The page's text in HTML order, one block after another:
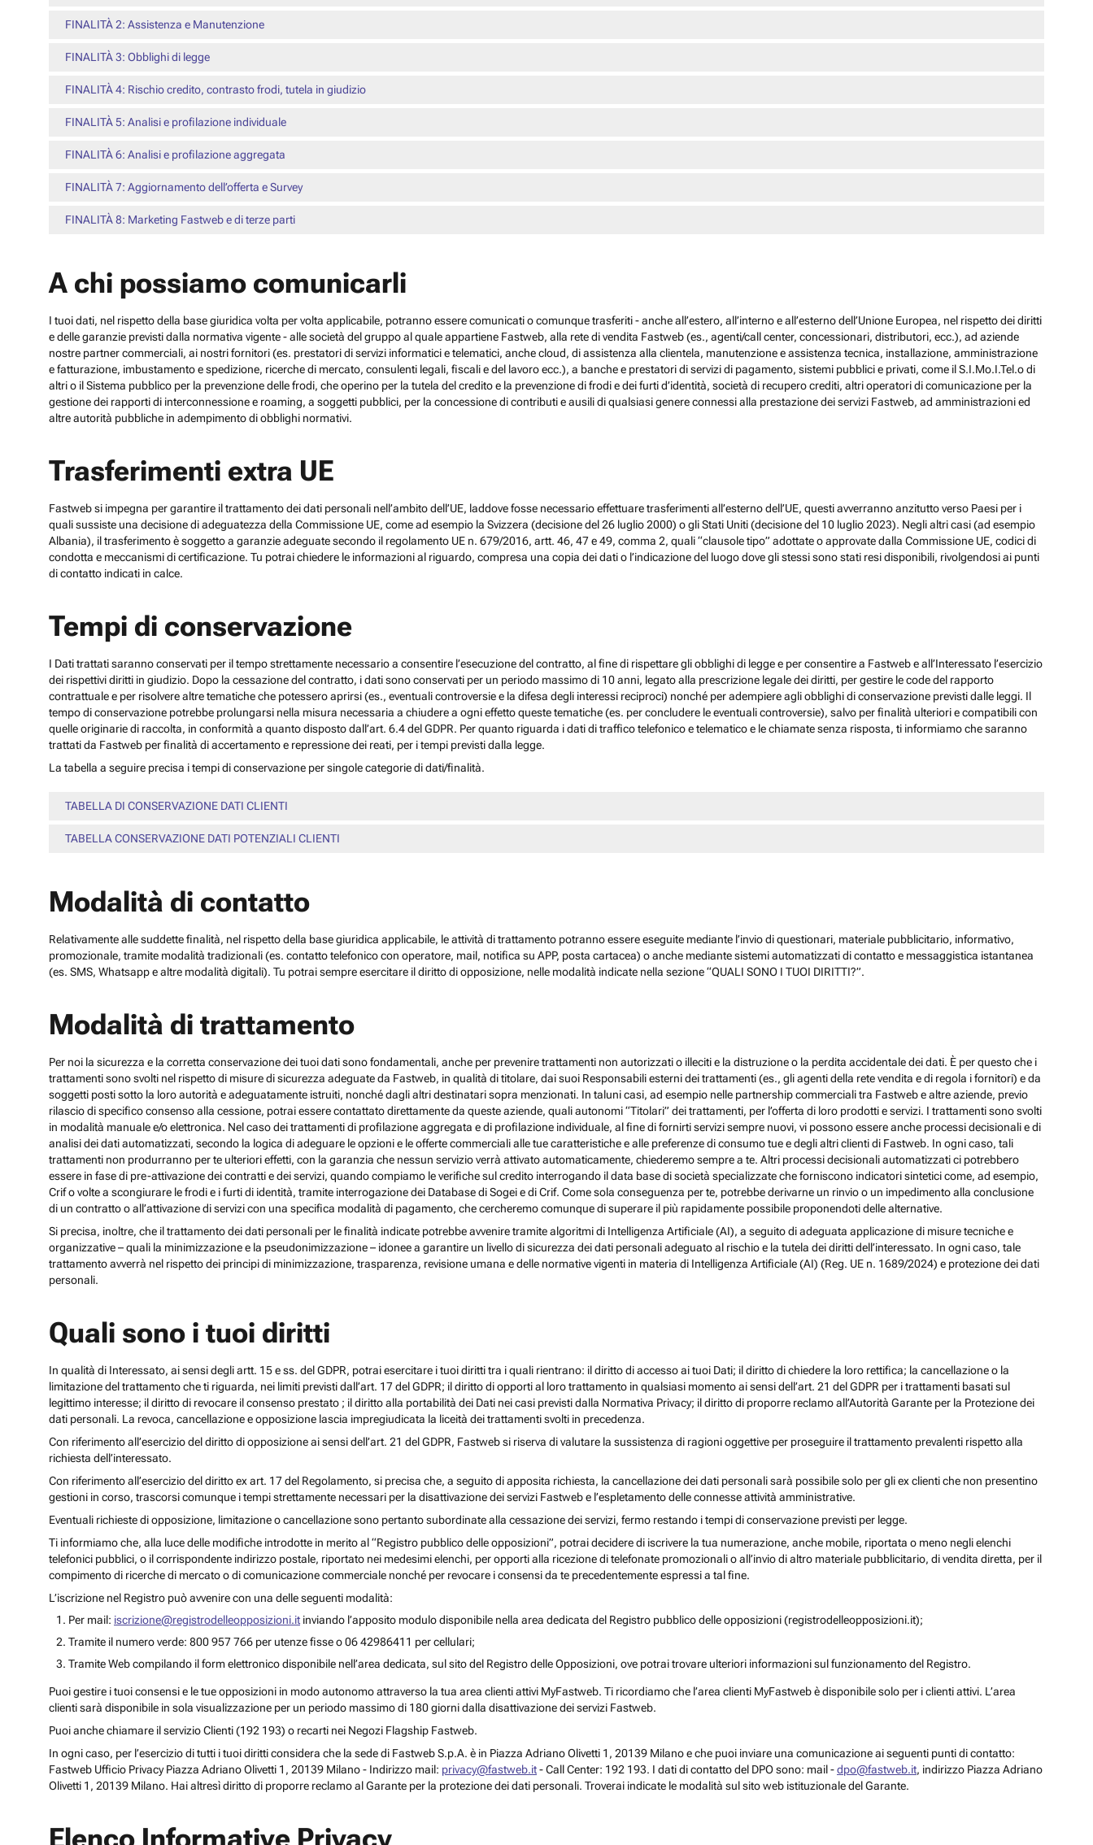
FINALITÀ 2: Assistenza e Manutenzione
FINALITÀ 3: Obblighi di legge
FINALITÀ 4: Rischio credito, contrasto frodi, tutela in giudizio
FINALITÀ 5: Analisi e profilazione individuale
FINALITÀ 6: Analisi e profilazione aggregata
FINALITÀ 7: Aggiornamento dell’offerta e Survey
FINALITÀ 8: Marketing Fastweb e di terze parti
A chi possiamo comunicarli
I tuoi dati, nel rispetto della base giuridica volta per volta applicabile, potranno essere comunicati o comunque trasferiti - anche all’estero, all’interno e all’esterno dell’Unione Europea, nel rispetto dei diritti
e delle garanzie previsti dalla normativa vigente - alle società del gruppo al quale appartiene Fastweb, alla rete di vendita Fastweb (es., agenti/call center, concessionari, distributori, ecc.), ad aziende
nostre partner commerciali, ai nostri fornitori (es. prestatori di servizi informatici e telematici, anche cloud, di assistenza alla clientela, manutenzione e assistenza tecnica, installazione, amministrazione
e fatturazione, imbustamento e spedizione, ricerche di mercato, consulenti legali, fiscali e del lavoro ecc.), a banche e prestatori di servizi di pagamento, sistemi pubblici e privati, come il S.I.Mo.I.Tel.o di
altri o il Sistema pubblico per la prevenzione delle frodi, che operino per la tutela del credito e la prevenzione di frodi e dei furti d’identità, società di recupero crediti, altri operatori di comunicazione per la
gestione dei rapporti di interconnessione e roaming, a soggetti pubblici, per la concessione di contributi e ausili di qualsiasi genere connessi alla prestazione dei servizi Fastweb, ad amministrazioni ed
altre autorità pubbliche in adempimento di obblighi normativi.
Trasferimenti extra UE
Fastweb si impegna per garantire il trattamento dei dati personali nell’ambito dell’UE, laddove fosse necessario effettuare trasferimenti all’esterno dell’UE, questi avverranno anzitutto verso Paesi per i
quali sussiste una decisione di adeguatezza della Commissione UE, come ad esempio la Svizzera (decisione del 26 luglio 2000) o gli Stati Uniti (decisione del 10 luglio 2023). Negli altri casi (ad esempio
Albania), il trasferimento è soggetto a garanzie adeguate secondo il regolamento UE n. 679/2016, artt. 46, 47 e 49, comma 2, quali “clausole tipo” adottate o approvate dalla Commissione UE, codici di
condotta e meccanismi di certificazione. Tu potrai chiedere le informazioni al riguardo, compresa una copia dei dati o l’indicazione del luogo dove gli stessi sono stati resi disponibili, rivolgendosi ai punti
di contatto indicati in calce.
Tempi di conservazione
I Dati trattati saranno conservati per il tempo strettamente necessario a consentire l’esecuzione del contratto, al fine di rispettare gli obblighi di legge e per consentire a Fastweb e all’Interessato l’esercizio
dei rispettivi diritti in giudizio. Dopo la cessazione del contratto, i dati sono conservati per un periodo massimo di 10 anni, legato alla prescrizione legale dei diritti, per gestire le code del rapporto
contrattuale e per risolvere altre tematiche che potessero aprirsi (es., eventuali controversie e la difesa degli interessi reciproci) nonché per adempiere agli obblighi di conservazione previsti dalle leggi. Il
tempo di conservazione potrebbe prolungarsi nella misura necessaria a chiudere a ogni effetto queste tematiche (es. per concludere le eventuali controversie), salvo per finalità ulteriori e compatibili con
quelle originarie di raccolta, in conformità a quanto disposto dall’art. 6.4 del GDPR. Per quanto riguarda i dati di traffico telefonico e telematico e le chiamate senza risposta, ti informiamo che saranno
trattati da Fastweb per finalità di accertamento e repressione dei reati, per i tempi previsti dalla legge.
La tabella a seguire precisa i tempi di conservazione per singole categorie di dati/finalità.
TABELLA DI CONSERVAZIONE DATI CLIENTI
TABELLA CONSERVAZIONE DATI POTENZIALI CLIENTI
Modalità di contatto
Relativamente alle suddette finalità, nel rispetto della base giuridica applicabile, le attività di trattamento potranno essere eseguite mediante l’invio di questionari, materiale pubblicitario, informativo,
promozionale, tramite modalità tradizionali (es. contatto telefonico con operatore, mail, notifica su APP, posta cartacea) o anche mediante sistemi automatizzati di contatto e messaggistica istantanea
(es. SMS, Whatsapp e altre modalità digitali). Tu potrai sempre esercitare il diritto di opposizione, nelle modalità indicate nella sezione “QUALI SONO I TUOI DIRITTI?”.
Modalità di trattamento
Per noi la sicurezza e la corretta conservazione dei tuoi dati sono fondamentali, anche per prevenire trattamenti non autorizzati o illeciti e la distruzione o la perdita accidentale dei dati. È per questo che i
trattamenti sono svolti nel rispetto di misure di sicurezza adeguate da Fastweb, in qualità di titolare, dai suoi Responsabili esterni dei trattamenti (es., gli agenti della rete vendita e di regola i fornitori) e da
soggetti posti sotto la loro autorità e adeguatamente istruiti, nonché dagli altri destinatari sopra menzionati. In taluni casi, ad esempio nelle partnership commerciali tra Fastweb e altre aziende, previo
rilascio di specifico consenso alla cessione, potrai essere contattato direttamente da queste aziende, quali autonomi “Titolari” dei trattamenti, per l’offerta di loro prodotti e servizi. I trattamenti sono svolti
in modalità manuale e/o elettronica. Nel caso dei trattamenti di profilazione aggregata e di profilazione individuale, al fine di fornirti servizi sempre nuovi, vi possono essere anche processi decisionali e di
analisi dei dati automatizzati, secondo la logica di adeguare le opzioni e le offerte commerciali alle tue caratteristiche e alle preferenze di consumo tue e degli altri clienti di Fastweb. In ogni caso, tali
trattamenti non produrranno per te ulteriori effetti, con la garanzia che nessun servizio verrà attivato automaticamente, chiederemo sempre a te. Altri processi decisionali automatizzati ci potrebbero
essere in fase di pre-attivazione dei contratti e dei servizi, quando compiamo le verifiche sul credito interrogando il data base di società specializzate che forniscono indicatori sintetici come, ad esempio,
Crif o volte a scongiurare le frodi e i furti di identità, tramite interrogazione dei Database di Sogei e di Crif. Come sola conseguenza per te, potrebbe derivarne un rinvio o un impedimento alla conclusione
di un contratto o all’attivazione di servizi con una specifica modalità di pagamento, che cercheremo comunque di superare il più rapidamente possibile proponendoti delle alternative.
Si precisa, inoltre, che il trattamento dei dati personali per le finalità indicate potrebbe avvenire tramite algoritmi di Intelligenza Artificiale (AI), a seguito di adeguata applicazione di misure tecniche e
organizzative – quali la minimizzazione e la pseudonimizzazione – idonee a garantire un livello di sicurezza dei dati personali adeguato al rischio e la tutela dei diritti dell’interessato. In ogni caso, tale
trattamento avverrà nel rispetto dei principi di minimizzazione, trasparenza, revisione umana e delle normative vigenti in materia di Intelligenza Artificiale (AI) (Reg. UE n. 1689/2024) e protezione dei dati
personali.
Quali sono i tuoi diritti
In qualità di Interessato, ai sensi degli artt. 15 e ss. del GDPR, potrai esercitare i tuoi diritti tra i quali rientrano: il diritto di accesso ai tuoi Dati; il diritto di chiedere la loro rettifica; la cancellazione o la
limitazione del trattamento che ti riguarda, nei limiti previsti dall’art. 17 del GDPR; il diritto di opporti al loro trattamento in qualsiasi momento ai sensi dell’art. 21 del GDPR per i trattamenti basati sul
legittimo interesse; il diritto di revocare il consenso prestato ; il diritto alla portabilità dei Dati nei casi previsti dalla Normativa Privacy; il diritto di proporre reclamo all’Autorità Garante per la Protezione dei
dati personali. La revoca, cancellazione e opposizione lascia impregiudicata la liceità dei trattamenti svolti in precedenza.
Con riferimento all’esercizio del diritto di opposizione ai sensi dell’art. 21 del GDPR, Fastweb si riserva di valutare la sussistenza di ragioni oggettive per proseguire il trattamento prevalenti rispetto alla
richiesta dell’interessato.
Con riferimento all’esercizio del diritto ex art. 17 del Regolamento, si precisa che, a seguito di apposita richiesta, la cancellazione dei dati personali sarà possibile solo per gli ex clienti che non presentino
gestioni in corso, trascorsi comunque i tempi strettamente necessari per la disattivazione dei servizi Fastweb e l’espletamento delle connesse attività amministrative.
Eventuali richieste di opposizione, limitazione o cancellazione sono pertanto subordinate alla cessazione dei servizi, fermo restando i tempi di conservazione previsti per legge.
Ti informiamo che, alla luce delle modifiche introdotte in merito al “Registro pubblico delle opposizioni”, potrai decidere di iscrivere la tua numerazione, anche mobile, riportata o meno negli elenchi
telefonici pubblici, o il corrispondente indirizzo postale, riportato nei medesimi elenchi, per opporti alla ricezione di telefonate promozionali o all’invio di altro materiale pubblicitario, di vendita diretta, per il
compimento di ricerche di mercato o di comunicazione commerciale nonché per revocare i consensi da te precedentemente espressi a tal fine.
L’iscrizione nel Registro può avvenire con una delle seguenti modalità:
Per mail: iscrizione@registrodelleopposizioni.it inviando l’apposito modulo disponibile nella area dedicata del Registro pubblico delle opposizioni (registrodelleopposizioni.it);
Tramite il numero verde: 800 957 766 per utenze fisse o 06 42986411 per cellulari;
Tramite Web compilando il form elettronico disponibile nell’area dedicata, sul sito del Registro delle Opposizioni, ove potrai trovare ulteriori informazioni sul funzionamento del Registro.
Puoi gestire i tuoi consensi e le tue opposizioni in modo autonomo attraverso la tua area clienti attivi MyFastweb. Ti ricordiamo che l’area clienti MyFastweb è disponibile solo per i clienti attivi. L’area
clienti sarà disponibile in sola visualizzazione per un periodo massimo di 180 giorni dalla disattivazione dei servizi Fastweb.
Puoi anche chiamare il servizio Clienti (192 193) o recarti nei Negozi Flagship Fastweb.
In ogni caso, per l’esercizio di tutti i tuoi diritti considera che la sede di Fastweb S.p.A. è in Piazza Adriano Olivetti 1, 20139 Milano e che puoi inviare una comunicazione ai seguenti punti di contatto:
Fastweb Ufficio Privacy Piazza Adriano Olivetti 1, 20139 Milano - Indirizzo mail: privacy@fastweb.it- Call Center: 192 193. I dati di contatto del DPO sono: mail -dpo@fastweb.it, indirizzo Piazza Adriano
Olivetti 1, 20139 Milano. Hai altresì diritto di proporre reclamo al Garante per la protezione dei dati personali. Troverai indicate le modalità sul sito web istituzionale del Garante.